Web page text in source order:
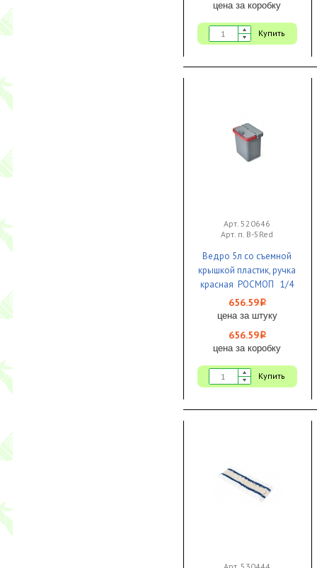
цена за коробку
Купить
Арт. 520646
Арт. п. В-5Red
Ведро 5л со съемной
крышкой пластик, ручка
красная РОСМОП 1/4
656.59i
цена за штуку
656.59i
цена за коробку
Купить